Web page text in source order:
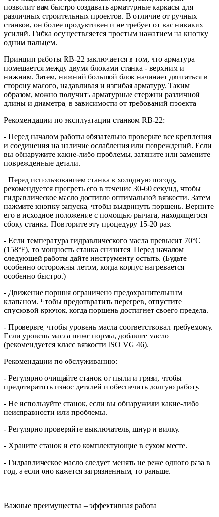
позволит вам быстро создавать арматурные каркасы для
различных строительных проектов. В отличие от ручных
станков, он более продуктивен и не требует от вас никаких
усилий. Гибка осуществляется простым нажатием на кнопку
одним пальцем.
Принцип работы RB-22 заключается в том, что арматура
помещается между двумя блоками станка - верхним и
нижним. Затем, нижний большой блок начинает двигаться в
сторону малого, надавливая и изгибая арматуру. Таким
образом, можно получить арматурные стержни различной
длины и диаметра, в зависимости от требований проекта.
Рекомендации по эксплуатации станком RB-22:
- Перед началом работы обязательно проверьте все крепления
и соединения на наличие ослабления или повреждений. Если
вы обнаружите какие-либо проблемы, затяните или замените
поврежденные детали.
- Перед использованием станка в холодную погоду,
рекомендуется прогреть его в течение 30-60 секунд, чтобы
гидравлическое масло достигло оптимальной вязкости. Затем
нажмите кнопку запуска, чтобы выдвинуть поршень. Верните
его в исходное положение с помощью рычага, находящегося
сбоку станка. Повторите эту процедуру 15-20 раз.
- Если температура гидравлического масла превысит 70°C
(158°F), то мощность станка снизится. Перед началом
следующей работы дайте инструменту остыть. (Будьте
особенно осторожны летом, когда корпус нагревается
особенно быстро.)
- Движение поршня ограничено предохранительным
клапаном. Чтобы предотвратить перегрев, отпустите
спусковой крючок, когда поршень достигнет своего предела.
- Проверьте, чтобы уровень масла соответствовал требуемому.
Если уровень масла ниже нормы, добавьте масло
(рекомендуется класс вязкости ISO VG 46).
Рекомендации по обслуживанию:
- Регулярно очищайте станок от пыли и грязи, чтобы
предотвратить износ деталей и обеспечить долгую работу.
- Не используйте станок, если вы обнаружили какие-либо
неисправности или проблемы.
- Регулярно проверяйте выключатель, шнур и вилку.
- Храните станок и его комплектующие в сухом месте.
- Гидравлическое масло следует менять не реже одного раза в
год, а если оно кажется загрязненным, то раньше.
Важные преимущества – эффективная работа